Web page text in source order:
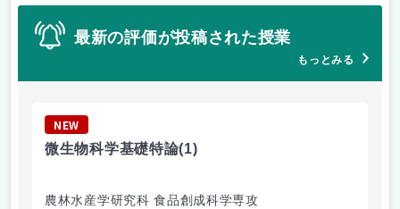
最新の評価が投稿された授業
もっとみる
NEW
微生物科学基礎特論(1)
農林水産学研究科 食品創成科学専攻